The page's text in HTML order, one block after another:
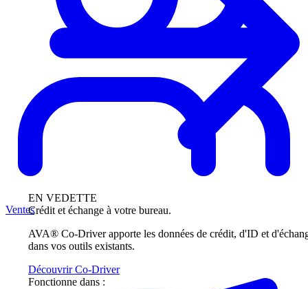
EN VEDETTE
Crédit et échange à votre bureau.
AVA® Co-Driver apporte les données de crédit, d'ID et
dans vos outils existants.
Découvrir Co-Driver
Fonctionne dans :
Ventes